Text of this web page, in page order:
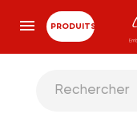
PRODUITS